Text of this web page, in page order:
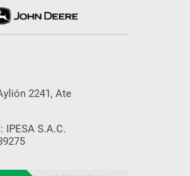
2241, Ate
IPESA S.A.C.